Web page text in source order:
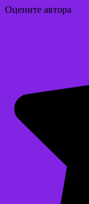
Оцените автора